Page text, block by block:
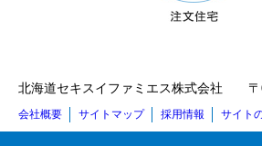
北海道セキスイファミエス株式会社
会社概要 サイトマップ 採用情報 サイト